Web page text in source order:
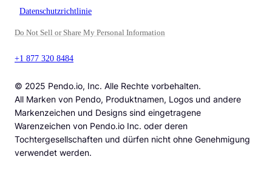
Datenschutzrichtlinie
Do Not Sell or Share My Personal Information
+1 877 320 8484
© 2025 Pendo.io, Inc. Alle Rechte vorbehalten.
All Marken von Pendo, Produktnamen, Logos und andere
Markenzeichen und Designs sind eingetragene
Warenzeichen von Pendo.io Inc. oder deren
Tochtergesellschaften und dürfen nicht ohne Genehmigung
verwendet werden.